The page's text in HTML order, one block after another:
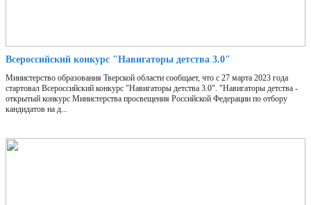
Всероссийский конкурс "Навигаторы детства 3.0"
Министерство образования Тверской области сообщает, что с 27 марта 2023 года
стартовал Всероссийский конкурс "Навигаторы детства 3.0". "Навигаторы детства -
открытый конкурс Министерства просвещения Российской Федерации по отбору
кандидатов на д...